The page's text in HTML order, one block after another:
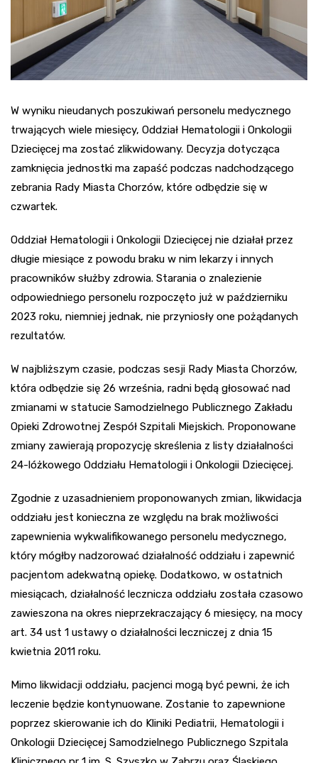
W wyniku nieudanych poszukiwań personelu medycznego
trwających wiele miesięcy, Oddział Hematologii i Onkologii
Dziecięcej ma zostać zlikwidowany. Decyzja dotycząca
zamknięcia jednostki ma zapaść podczas nadchodzącego
zebrania Rady Miasta Chorzów, które odbędzie się w
czwartek.
Oddział Hematologii i Onkologii Dziecięcej nie działał przez
długie miesiące z powodu braku w nim lekarzy i innych
pracowników służby zdrowia. Starania o znalezienie
odpowiedniego personelu rozpoczęto już w październiku
2023 roku, niemniej jednak, nie przyniosły one pożądanych
rezultatów.
W najbliższym czasie, podczas sesji Rady Miasta Chorzów,
która odbędzie się 26 września, radni będą głosować nad
zmianami w statucie Samodzielnego Publicznego Zakładu
Opieki Zdrowotnej Zespół Szpitali Miejskich. Proponowane
zmiany zawierają propozycję skreślenia z listy działalności
24-lóżkowego Oddziału Hematologii i Onkologii Dziecięcej.
Zgodnie z uzasadnieniem proponowanych zmian, likwidacja
oddziału jest konieczna ze względu na brak możliwości
zapewnienia wykwalifikowanego personelu medycznego,
który mógłby nadzorować działalność oddziału i zapewnić
pacjentom adekwatną opiekę. Dodatkowo, w ostatnich
miesiącach, działalność lecznicza oddziału została czasowo
zawieszona na okres nieprzekraczający 6 miesięcy, na mocy
art. 34 ust 1 ustawy o działalności leczniczej z dnia 15
kwietnia 2011 roku.
Mimo likwidacji oddziału, pacjenci mogą być pewni, że ich
leczenie będzie kontynuowane. Zostanie to zapewnione
poprzez skierowanie ich do Kliniki Pediatrii, Hematologii i
Onkologii Dziecięcej Samodzielnego Publicznego Szpitala